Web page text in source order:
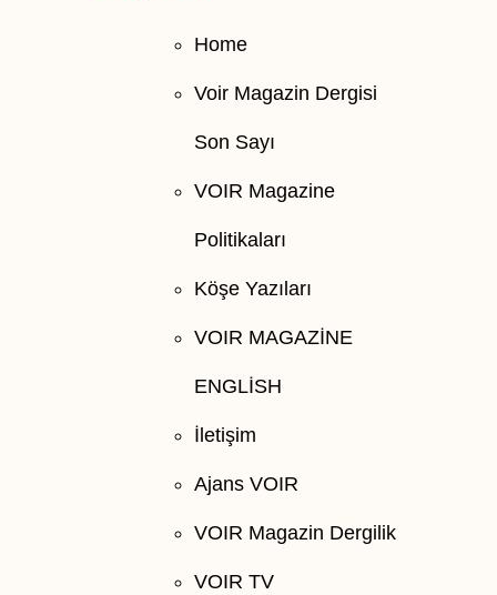
Home
Voir Magazin Dergisi
Son Sayı
VOIR Magazine
Politikaları
Köşe Yazıları
VOIR MAGAZİNE
ENGLİSH
İletişim
Ajans VOIR
VOIR Magazin Dergilik
VOIR TV